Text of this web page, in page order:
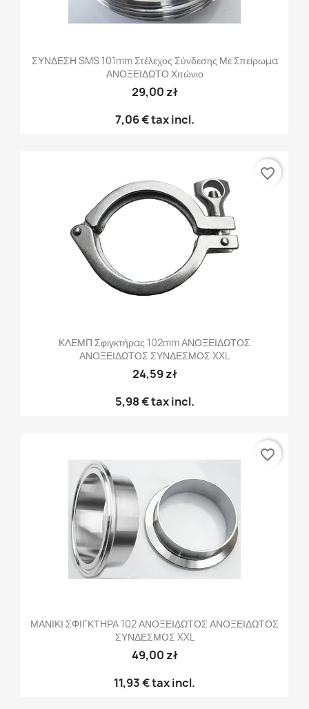
ΣΥΝΔΕΣΗ SMS 101mm Στέλεχος Σύνδεσης Με Σπείρωμα
ΑΝΟΞΕΙΔΩΤΟ Χιτώνιο
29,00 zł
7,06 €tax incl.
ΚΛΕΜΠ Σφιγκτήρας 102mm ΑΝΟΞΕΙΔΩΤΟΣ
ΑΝΟΞΕΙΔΩΤΟΣ ΣΥΝΔΕΣΜΟΣ XXL
24,59 zł
5,98 €tax incl.
favorite_border
ΜΑΝΙΚΙ ΣΦΙΓΚΤΗΡΑ 102 ΑΝΟΞΕΙΔΩΤΟΣ ΑΝΟΞΕΙΔΩΤΟΣ
ΣΥΝΔΕΣΜΟΣ XXL
49,00 zł
11,93 €tax incl.
favorite_border